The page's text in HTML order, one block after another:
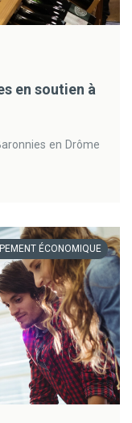
en soutien à
en Drôme
ÉCONOMIQUE